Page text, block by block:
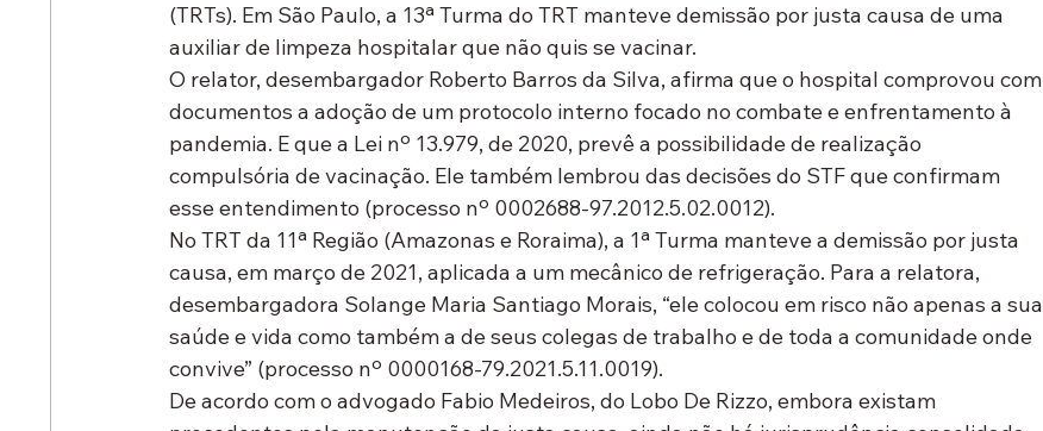
(TRTs). Em São Paulo, a 13ª Turma do TRT manteve demissão por justa causa de uma
auxiliar de limpeza hospitalar que não quis se vacinar.
O relator, desembargador Roberto Barros da Silva, afirma que o hospital comprovou com
documentos a adoção de um protocolo interno focado no combate e enfrentamento à
pandemia. E que a Lei nº 13.979, de 2020, prevê a possibilidade de realização
compulsória de vacinação. Ele também lembrou das decisões do STF que confirmam
esse entendimento (processo nº 0002688-97.2012.5.02.0012).
No TRT da 11ª Região (Amazonas e Roraima), a 1ª Turma manteve a demissão por justa
causa, em março de 2021, aplicada a um mecânico de refrigeração. Para a relatora,
desembargadora Solange Maria Santiago Morais, “ele colocou em risco não apenas a sua
saúde e vida como também a de seus colegas de trabalho e de toda a comunidade onde
convive” (processo nº 0000168-79.2021.5.11.0019).
De acordo com o advogado Fabio Medeiros, do Lobo De Rizzo, embora existam